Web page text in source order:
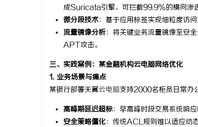
成Suricata引擎，可拦截99.9%的横向渗
微分段技术：基于应用标签实现细粒度访
流量镜像分析：将关键业务流量镜像至安
APT攻击。
三、实践案例：某金融机构云电脑网络优化
1. 业务场景与痛点
某银行部署天翼云电脑支持2000名柜员日常办
高峰期延迟超标：早高峰时段交易系统响
安全策略僵化：传统ACL规则难以适应动